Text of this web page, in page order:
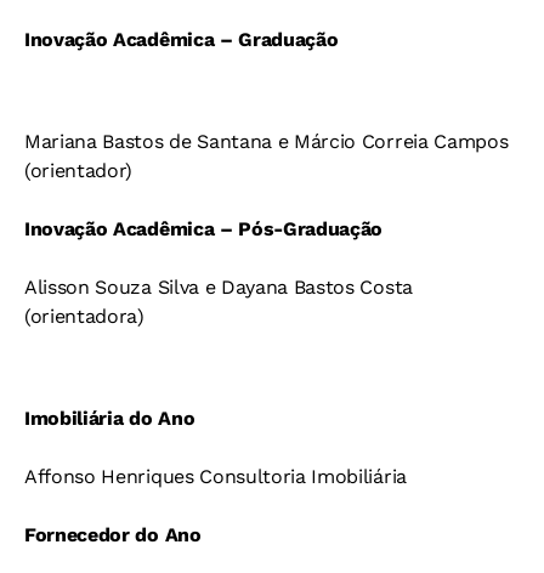
Inovação Acadêmica – Graduação
Mariana Bastos de Santana e Márcio Correia Campos
(orientador)
Inovação Acadêmica – Pós-Graduação
Alisson Souza Silva e Dayana Bastos Costa
(orientadora)
Imobiliária do Ano
Affonso Henriques Consultoria Imobiliária
Fornecedor do Ano